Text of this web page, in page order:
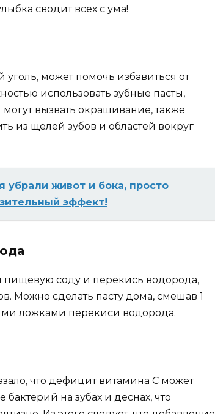
сводит всех с ума!
может помочь избавиться от
использовать зубные пасты,
вызвать окрашивание, также
из щелей зубов и областей вокруг
живот и бока, просто
эффект!
пищевую соду и перекись водорода,
Можно сделать пасту дома, смешав 1
ложками перекиси водорода.
что дефицит витамина С может
на зубах и деснах, что